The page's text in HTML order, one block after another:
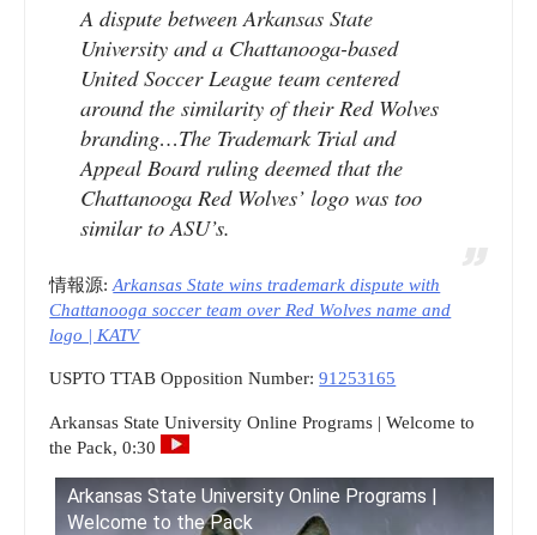
A dispute between Arkansas State
University and a Chattanooga-based
United Soccer League team centered
around the similarity of their Red Wolves
branding…The Trademark Trial and
Appeal Board ruling deemed that the
Chattanooga Red Wolves’ logo was too
similar to ASU’s.
情報源:Arkansas State wins trademark dispute with
Chattanooga soccer team over Red Wolves name and
logo | KATV
USPTO TTAB Opposition Number:91253165
Arkansas State University Online Programs | Welcome to
the Pack, 0:30
Arkansas State University Online Programs |
Welcome to the Pack